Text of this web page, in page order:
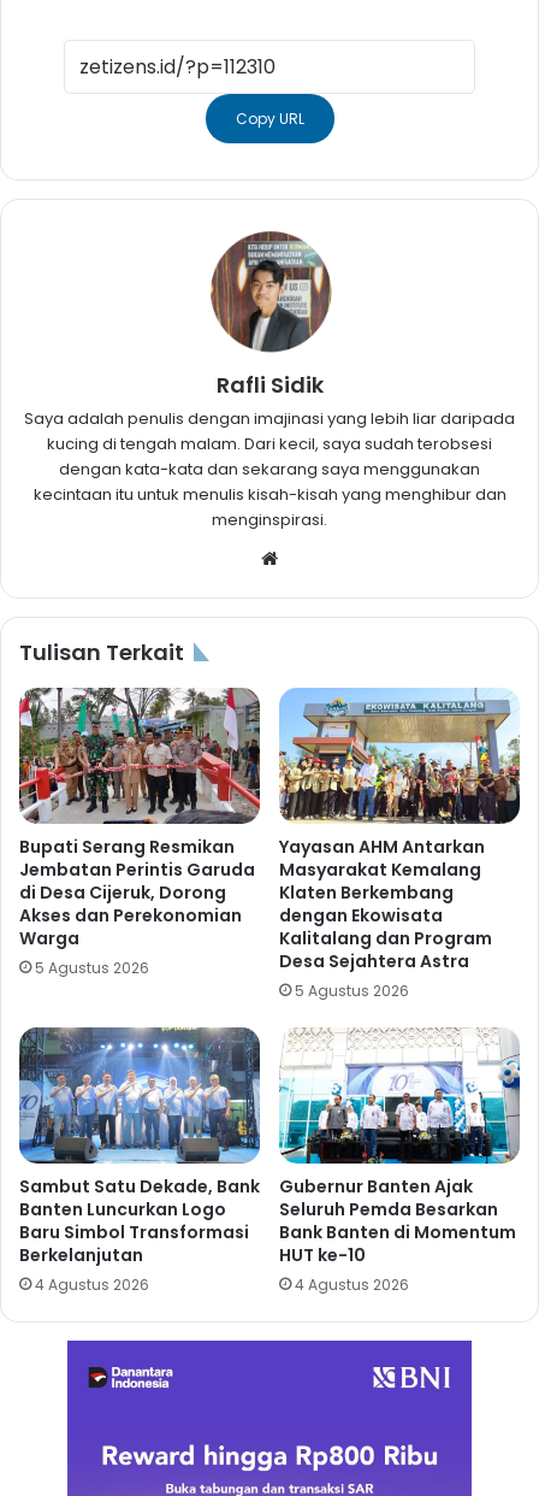
Copy URL
Rafli Sidik
Saya adalah penulis dengan imajinasi yang lebih liar daripada
kucing di tengah malam. Dari kecil, saya sudah terobsesi
dengan kata-kata dan sekarang saya menggunakan
kecintaan itu untuk menulis kisah-kisah yang menghibur dan
menginspirasi.
Tulisan Terkait
Bupati Serang Resmikan
Jembatan Perintis Garuda
di Desa Cijeruk, Dorong
Akses dan Perekonomian
Warga
5 Agustus 2026
Yayasan AHM Antarkan
Masyarakat Kemalang
Klaten Berkembang
dengan Ekowisata
Kalitalang dan Program
Desa Sejahtera Astra
5 Agustus 2026
Sambut Satu Dekade, Bank
Banten Luncurkan Logo
Baru Simbol Transformasi
Berkelanjutan
4 Agustus 2026
Gubernur Banten Ajak
Seluruh Pemda Besarkan
Bank Banten di Momentum
HUT ke-10
4 Agustus 2026